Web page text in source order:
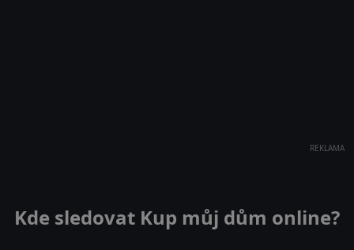
REKLAMA
Kde sledovat Kup můj dům online?